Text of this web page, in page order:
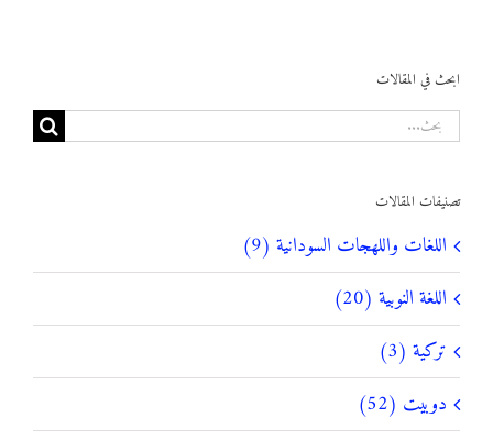
ابحث في المقالات
البحث
عن:
تصنيفات المقالات
اللغات واللهجات السودانية (9)
اللغة النوبية (20)
تركية (3)
دوبيت (52)